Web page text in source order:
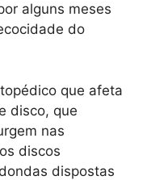
alguns meses
do
que afeta
disco, que
nas
discos
dispostas